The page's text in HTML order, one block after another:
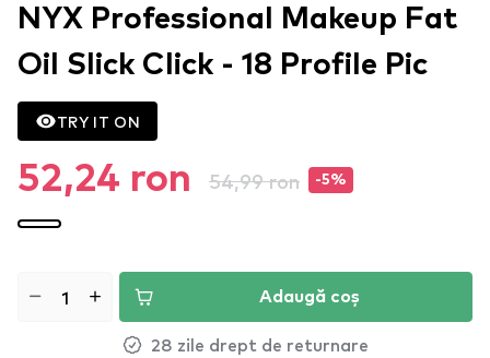
NYX Professional Makeup Fat
Oil Slick Click - 18 Profile Pic
TRY IT ON
52,24 ron 54,99 ron -5%
Adaugă coș
28 zile drept de returnare